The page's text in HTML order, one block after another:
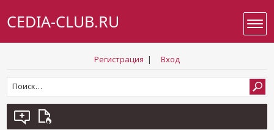
CEDIA-CLUB.RU
Регистрация | Вход